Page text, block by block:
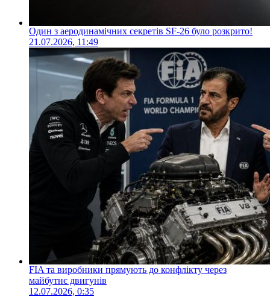
Один з аеродинамічних секретів SF-26 було розкрито!
21.07.2026, 11:49
FIA та виробники прямують до конфлікту через
майбутнє двигунів
12.07.2026, 0:35